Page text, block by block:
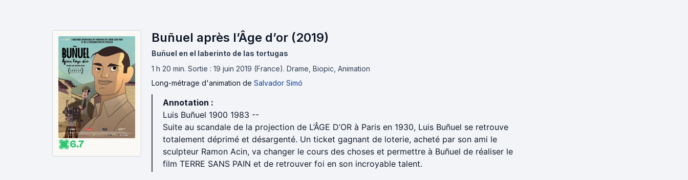
6.7
Buñuel après l’Âge d’or (2019)
Buñuel en el laberinto de las tortugas
1 h 20 min. Sortie : 19 juin 2019 (France). Drame, Biopic, Animation
Long-métrage d'animation de Salvador Simó
Annotation :
Luis Buñuel 1900 1983 --
Suite au scandale de la projection de L’ÂGE D’OR à Paris en 1930, Luis Buñuel se retrouve
totalement déprimé et désargenté. Un ticket gagnant de loterie, acheté par son ami le
sculpteur Ramon Acin, va changer le cours des choses et permettre à Buñuel de réaliser le
film TERRE SANS PAIN et de retrouver foi en son incroyable talent.